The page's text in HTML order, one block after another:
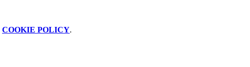
COOKIE POLICY.